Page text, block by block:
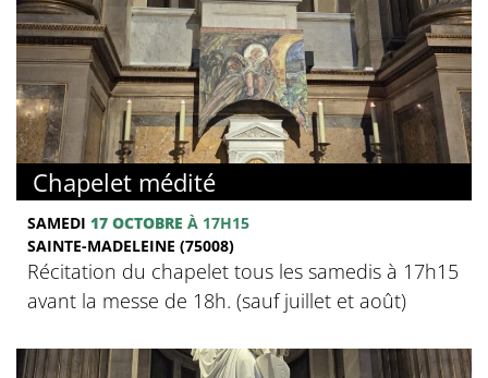
Chapelet médité
SAMEDI 17 OCTOBRE À 17H15
SAINTE-MADELEINE (75008)
Récitation du chapelet tous les samedis à 17h15
avant la messe de 18h. (sauf juillet et août)